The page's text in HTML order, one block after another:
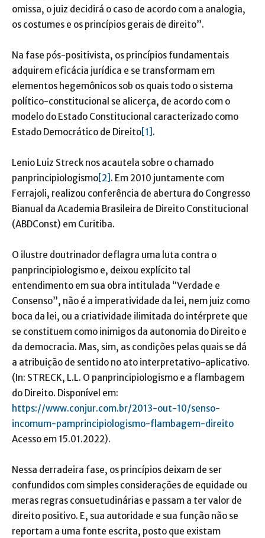
omissa, o juiz decidirá o caso de acordo com a analogia,
os costumes e os princípios gerais de direito”.
Na fase pós-positivista, os princípios fundamentais
adquirem eficácia jurídica e se transformam em
elementos hegemônicos sob os quais todo o sistema
político-constitucional se alicerça, de acordo com o
modelo do Estado Constitucional caracterizado como
Estado Democrático de Direito[1] .
Lenio Luiz Streck nos acautela sobre o chamado
panprincipiologismo[2] . Em 2010 juntamente com
Ferrajoli, realizou conferência de abertura do Congresso
Bianual da Academia Brasileira de Direito Constitucional
(ABDConst) em Curitiba.
O ilustre doutrinador deflagra uma luta contra o
panprincipiologismo e, deixou explícito tal
entendimento em sua obra intitulada “Verdade e
Consenso”, não é a imperatividade da lei, nem juiz como
boca da lei, ou a criatividade ilimitada do intérprete que
se constituem como inimigos da autonomia do Direito e
da democracia. Mas, sim, as condições pelas quais se dá
a atribuição de sentido no ato interpretativo-aplicativo.
(In: STRECK, L.L. O panprincipiologismo e a flambagem
do Direito. Disponível em:
https://www.conjur.com.br/2013-out-10/senso-
incomum-pamprincipiologismo-flambagem-direito
Acesso em 15.01.2022).
Nessa derradeira fase, os princípios deixam de ser
confundidos com simples considerações de equidade ou
meras regras consuetudinárias e passam a ter valor de
direito positivo. E, sua autoridade e sua função não se
reportam a uma fonte escrita, posto que existam